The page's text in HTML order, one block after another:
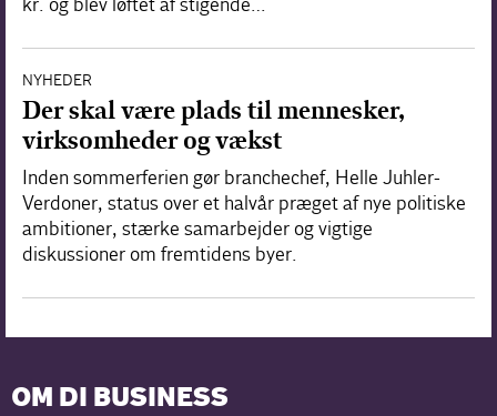
NYHEDER
Der skal være plads til mennesker,
virksomheder og vækst
Inden sommerferien gør branchechef, Helle Juhler-
Verdoner, status over et halvår præget af nye politiske
ambitioner, stærke samarbejder og vigtige
diskussioner om fremtidens byer.
OM DI BUSINESS